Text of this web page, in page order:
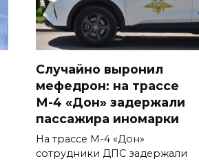
Случайно выронил
мефедрон: на трассе
М-4 «Дон» задержали
пассажира иномарки
На трассе М-4 «Дон»
сотрудники ДПС задержали